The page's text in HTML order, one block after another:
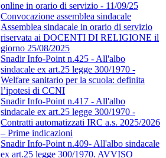
online in orario di servizio - 11/09/25
Convocazione assemblea sindacale
Assemblea sindacale in orario di servizio
riservata ai DOCENTI DI RELIGIONE il
giorno 25/08/2025
Snadir Info-Point n.425 - All'albo
sindacale ex art.25 legge 300/1970 -
Welfare sanitario per la scuola: definita
l’ipotesi di CCNI
Snadir Info-Point n.417 - All'albo
sindacale ex art.25 legge 300/1970 -
Contratti automatizzati IRC a.s. 2025/2026
– Prime indicazioni
Snadir Info-Point n.409- All'albo sindacale
ex art.25 legge 300/1970. AVVISO